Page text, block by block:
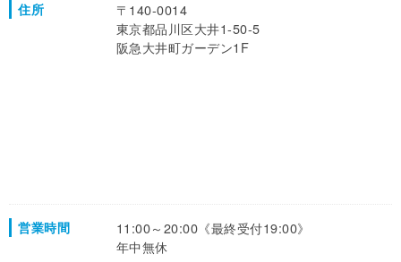
住所
〒140-0014
東京都品川区大井1-50-5
阪急大井町ガーデン1F
営業時間
11:00～20:00《最終受付19:00》
年中無休